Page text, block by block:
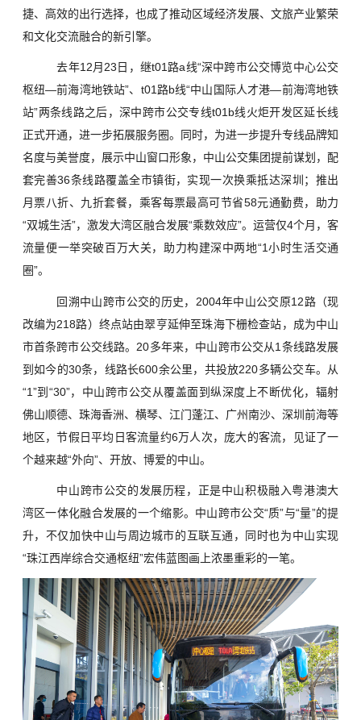
捷、高效的出行选择，也成了推动区域经济发展、文旅产业繁荣
和文化交流融合的新引擎。
去年12月23日，继t01路a线“深中跨市公交博览中心公交
枢纽—前海湾地铁站”、t01路b线“中山国际人才港—前海湾地铁
站”两条线路之后，深中跨市公交专线t01b线火炬开发区延长线
正式开通，进一步拓展服务圈。同时，为进一步提升专线品牌知
名度与美誉度，展示中山窗口形象，中山公交集团提前谋划，配
套完善36条线路覆盖全市镇街，实现一次换乘抵达深圳；推出
月票八折、九折套餐，乘客每票最高可节省58元通勤费，助力
“双城生活”，激发大湾区融合发展“乘数效应”。运营仅4个月，客
流量便一举突破百万大关，助力构建深中两地“1小时生活交通
圈”。
回溯中山跨市公交的历史，2004年中山公交原12路（现
改编为218路）终点站由翠亨延伸至珠海下栅检查站，成为中山
市首条跨市公交线路。20多年来，中山跨市公交从1条线路发展
到如今的30条，线路长600余公里，共投放220多辆公交车。从
“1”到“30”，中山跨市公交从覆盖面到纵深度上不断优化，辐射
佛山顺德、珠海香洲、横琴、江门蓬江、广州南沙、深圳前海等
地区，节假日平均日客流量约6万人次，庞大的客流，见证了一
个越来越“外向”、开放、博爱的中山。
中山跨市公交的发展历程，正是中山积极融入粤港澳大
湾区一体化融合发展的一个缩影。中山跨市公交“质”与“量”的提
升，不仅加快中山与周边城市的互联互通，同时也为中山实现
“珠江西岸综合交通枢纽”宏伟蓝图画上浓墨重彩的一笔。